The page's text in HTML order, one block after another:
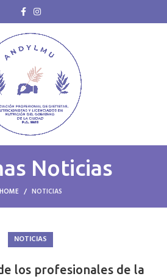
Noticias
HOME NOTICIAS
NOTICIAS
los profesionales de la